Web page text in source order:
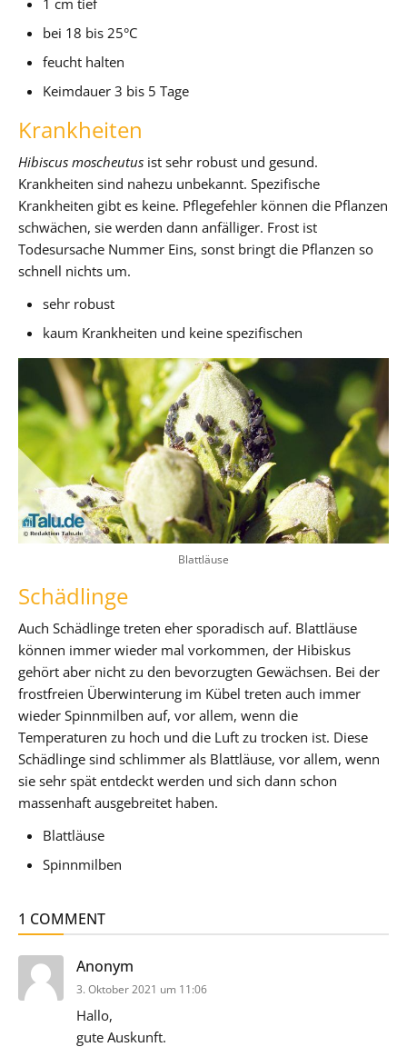
bei 18 bis 25°C
feucht halten
Keimdauer 3 bis 5 Tage
Krankheiten
Hibiscus moscheutus ist sehr robust und gesund.
Krankheiten sind nahezu unbekannt. Spezifische
Krankheiten gibt es keine. Pflegefehler können die Pflanzen
schwächen, sie werden dann anfälliger. Frost ist
Todesursache Nummer Eins, sonst bringt die Pflanzen so
schnell nichts um.
sehr robust
kaum Krankheiten und keine spezifischen
Blattläuse
Schädlinge
Auch Schädlinge treten eher sporadisch auf. Blattläuse
können immer wieder mal vorkommen, der Hibiskus
gehört aber nicht zu den bevorzugten Gewächsen. Bei der
frostfreien Überwinterung im Kübel treten auch immer
wieder Spinnmilben auf, vor allem, wenn die
Temperaturen zu hoch und die Luft zu trocken ist. Diese
Schädlinge sind schlimmer als Blattläuse, vor allem, wenn
sie sehr spät entdeckt werden und sich dann schon
massenhaft ausgebreitet haben.
Blattläuse
Spinnmilben
1 COMMENT
Anonym
3. Oktober 2021 um 11:06
Hallo,
gute Auskunft.